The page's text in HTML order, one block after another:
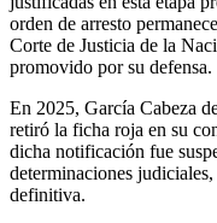
orden de arresto
Corte de Justicia de la
promovido por su defensa.
En 2025, García Cabeza
retiró la ficha roja en su
dicha notificación fue
determinaciones
definitiva.